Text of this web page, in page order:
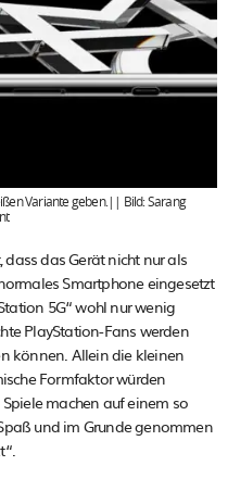
Variante geben.|| Bild: Sarang
das Gerät nicht nur als
Smartphone eingesetzt
5G“ wohl nur wenig
PlayStation-Fans werden
können. Allein die kleinen
Formfaktor würden
machen auf einem so
und im Grunde genommen